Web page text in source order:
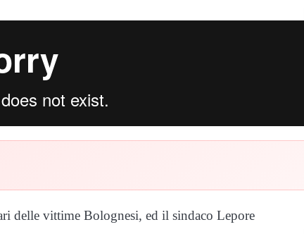
delle vittime Bolognesi, ed il sindaco Lepore